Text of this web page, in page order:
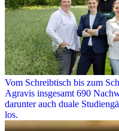
Vom Schreibtisch bis zum
Agravis insgesamt 690
darunter auch duale
los.